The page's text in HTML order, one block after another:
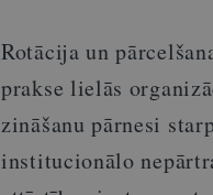
Rotācija un
prakse lielās
zināšanu pārnesi
institucionālo